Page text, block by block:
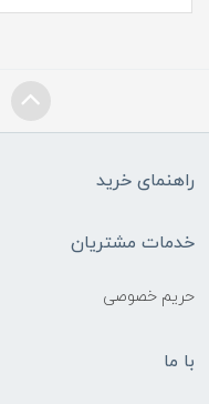
راهنمای خرید
خدمات مشتریان
حریم خصوصی
با ما